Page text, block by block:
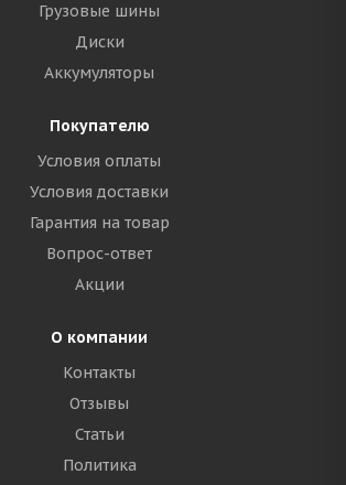
Грузовые шины
Диски
Аккумуляторы
Покупателю
Условия оплаты
Условия доставки
Гарантия на товар
Вопрос-ответ
Акции
О компании
Контакты
Отзывы
Статьи
Политика